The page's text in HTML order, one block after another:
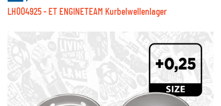
LH004925 - ET ENGINETEAM Kurbelwellenlager